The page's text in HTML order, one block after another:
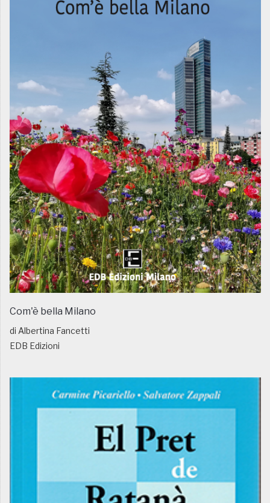
Com'è bella Milano
di Albertina Fancetti
EDB Edizioni